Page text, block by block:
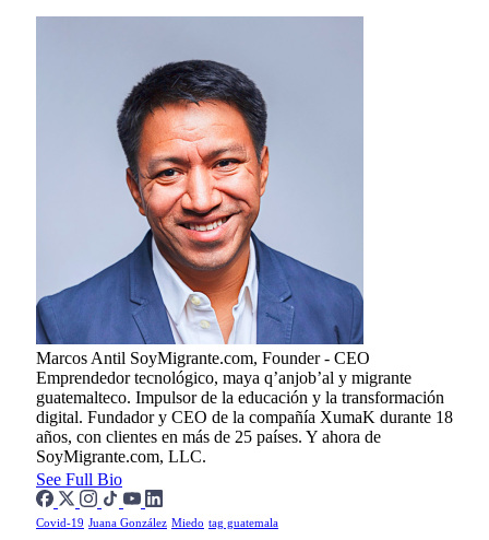
Marcos Antil SoyMigrante.com, Founder - CEO
Emprendedor tecnológico, maya q’anjob’al y migrante
guatemalteco. Impulsor de la educación y la transformación
digital. Fundador y CEO de la compañía XumaK durante 18
años, con clientes en más de 25 países. Y ahora de
SoyMigrante.com, LLC.
See Full Bio
Covid-19 Juana González Miedo tag guatemala